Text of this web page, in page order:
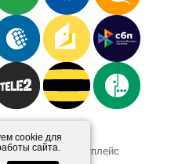
cookie для
сайта.
Шопидеал.Маркетплейс